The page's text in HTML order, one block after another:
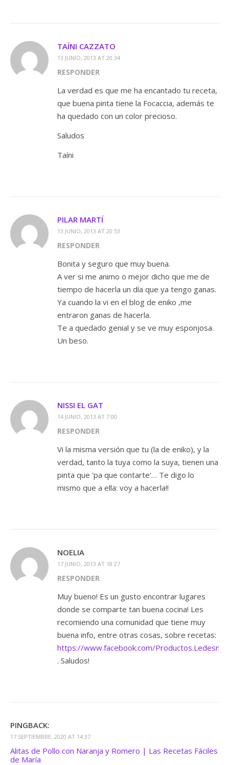
TAÍNI CAZZATO
13 JUNIO, 2013 AT 20:34
RESPONDER
La verdad es que me ha encantado tu receta,
que buena pinta tiene la Focaccia, además te
ha quedado con un color precioso.
Saludos
Taíni
PILAR MARTÍ
13 JUNIO, 2013 AT 20:53
RESPONDER
Bonita y seguro que muy buena.
A ver si me animo o mejor dicho que me de
tiempo de hacerla un día que ya tengo ganas.
Ya cuando la vi en el blog de eniko ,me
entraron ganas de hacerla.
Te a quedado genial y se ve muy esponjosa.
Un beso.
NISSI EL GAT
14 JUNIO, 2013 AT 7:00
RESPONDER
Vi la misma versión que tu (la de eniko), y la
verdad, tanto la tuya como la suya, tienen una
pinta que 'pa que contarte'… Te digo lo
mismo que a ella: voy a hacerla!!
NOELIA
17 JUNIO, 2013 AT 18:27
RESPONDER
Muy bueno! Es un gusto encontrar lugares
donde se comparte tan buena cocina! Les
recomiendo una comunidad que tiene muy
buena info, entre otras cosas, sobre recetas:
https://www.facebook.com/Productos.Ledesma
. Saludos!
PINGBACK:
17 SEPTIEMBRE, 2020 AT 14:37
Alitas de Pollo con Naranja y Romero | Las Recetas Fáciles
de María